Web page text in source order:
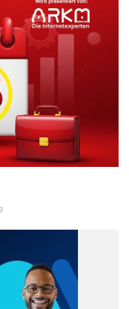
HTTPS
Jobbörsen
Suche